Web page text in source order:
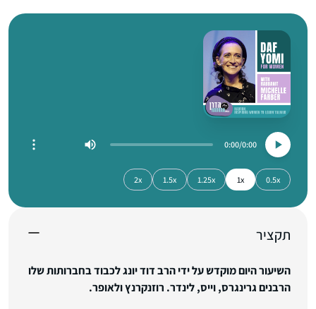
0:00
0:00
0.5x
1x
1.25x
1.5x
2x
תקציר
השיעור היום מוקדש על ידי הרב דוד יונג לכבוד בחברותות שלו
הרבנים גרינגרס, וייס, לינדר. רוזנקרנץ ולאופר.